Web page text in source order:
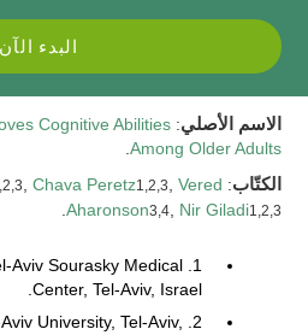
البدء الآن
الاسم الأصلي:
Cognitive Abilities
Among Older Adults
الكتّاب:
Chava Peretz1,2,3
Vered
Aharonson3,4, Nir Giladi1,2,3
Aviv Sourasky Medical
Center, Tel-Aviv, Israel.
University, Tel-Aviv,